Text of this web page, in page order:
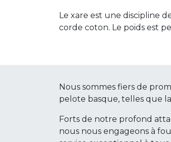
Le xare est une discipline
corde coton. Le poids est
Nous sommes fiers de
pelote basque, telles que
Forts de notre profond
nous nous engageons à